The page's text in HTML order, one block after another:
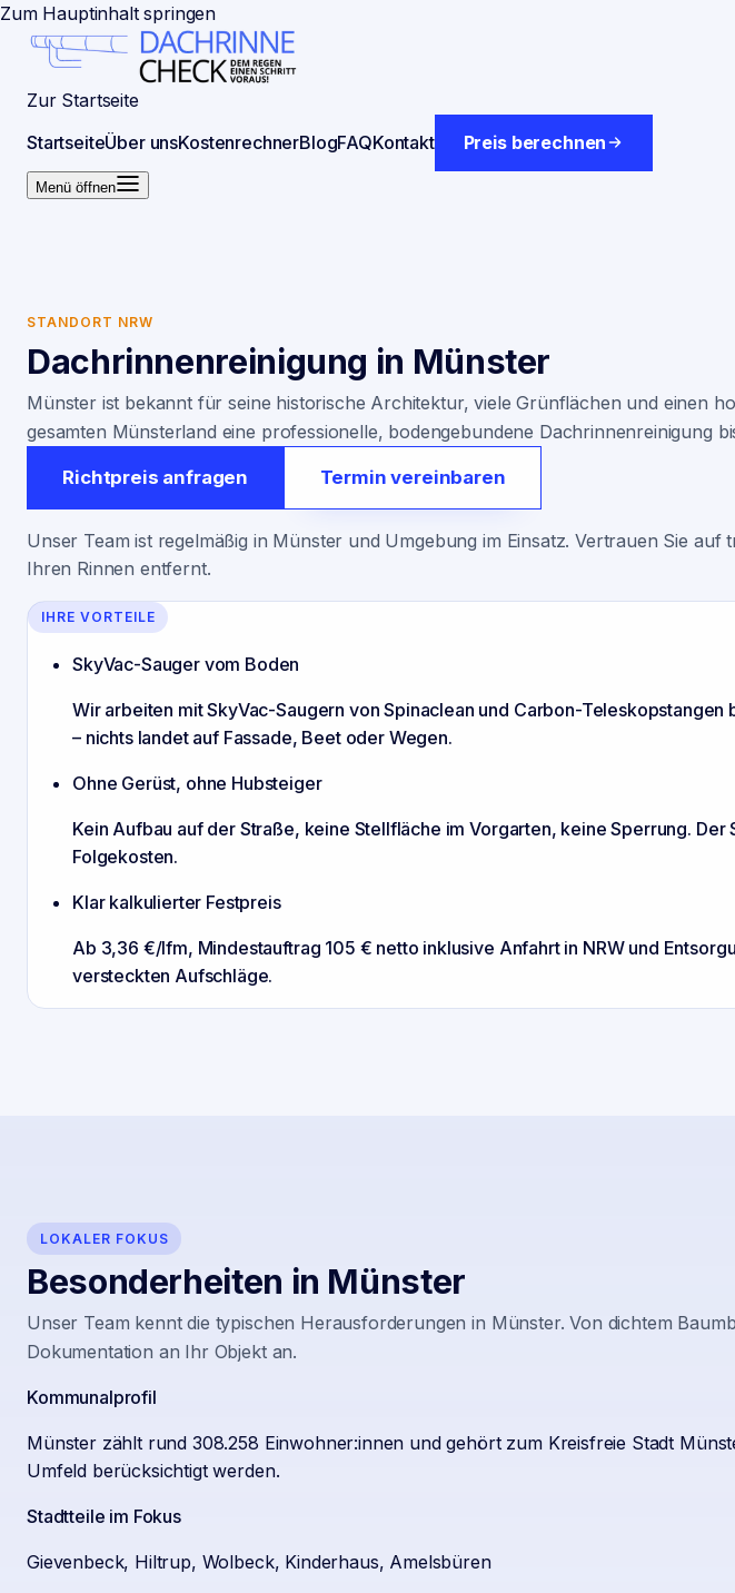
Zum Hauptinhalt springen
Zur Startseite
StartseiteÜber unsKostenrechnerBlogFAQKontakt Preis berechnen
Menü öffnen
STANDORT NRW
Dachrinnenreinigung in Münster
Münster ist bekannt für seine historische Architektur, viele Grünflächen und einen
gesamten Münsterland eine professionelle, bodengebundene Dachrinnenreinigung
Richtpreis anfragen Termin vereinbaren
Unser Team ist regelmäßig in Münster und Umgebung im Einsatz. Vertrauen Sie
Ihren Rinnen entfernt.
IHRE VORTEILE
SkyVac-Sauger vom Boden
Wir arbeiten mit SkyVac-Saugern von Spinaclean und Carbon-
– nichts landet auf Fassade, Beet oder Wegen.
Ohne Gerüst, ohne Hubsteiger
Kein Aufbau auf der Straße, keine Stellfläche im Vorgarten, keine Sperrung.
Folgekosten.
Klar kalkulierter Festpreis
Ab 3,36 €/lfm, Mindestauftrag 105 € netto inklusive Anfahrt in NRW und
versteckten Aufschläge.
LOKALER FOKUS
Besonderheiten in Münster
Unser Team kennt die typischen Herausforderungen in Münster. Von dichtem
Dokumentation an Ihr Objekt an.
Kommunalprofil
Münster zählt rund 308.258 Einwohner:innen und gehört zum Kreisfreie Stadt
Umfeld berücksichtigt werden.
Stadtteile im Fokus
Gievenbeck, Hiltrup, Wolbeck, Kinderhaus, Amelsbüren